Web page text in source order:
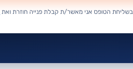
בשליחת הטופס אני מאשר/ת קבלת פנייה חוזרת ואת